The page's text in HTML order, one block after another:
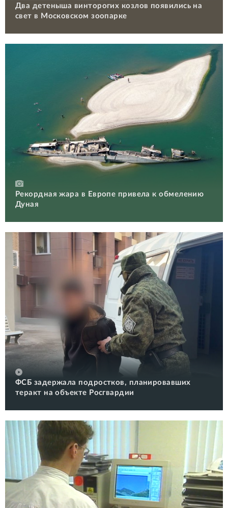
Два детеныша винторогих козлов появились на
свет в Московском зоопарке
Рекордная жара в Европе привела к обмелению
Дуная
ФСБ задержала подростков, планировавших
теракт на объекте Росгвардии